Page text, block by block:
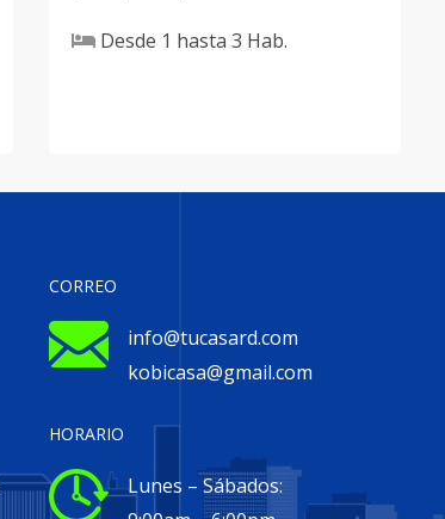
Desde 1 hasta 3 Hab.
CORREO
info@tucasard.com
kobicasa@gmail.com
HORARIO
Lunes – Sábados: